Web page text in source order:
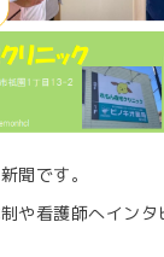
聞です。
や看護師へイン